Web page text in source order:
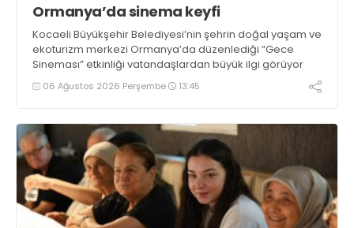
Ormanya’da sinema keyfi
Kocaeli Büyükşehir Belediyesi’nin şehrin doğal yaşam ve
ekoturizm merkezi Ormanya’da düzenlediği “Gece
Sineması” etkinliği vatandaşlardan büyük ilgi görüyor
06 Ağustos 2026 Perşembe 13:45